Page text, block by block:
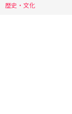
歴史・文化